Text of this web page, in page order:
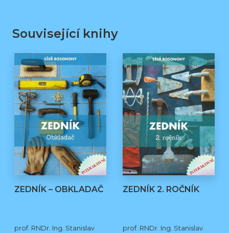
Související knihy
ZEDNÍK – OBKLADAČ
prof. RNDr. Ing. Stanislav
ZEDNÍK 2. ROČNÍK
prof. RNDr. Ing. Stanislav